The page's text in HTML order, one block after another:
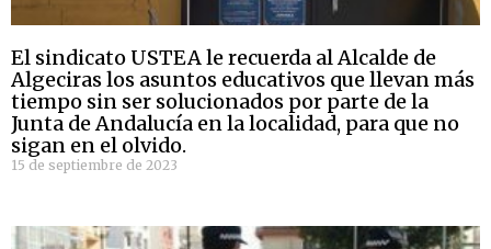
El sindicato USTEA le recuerda al Alcalde de
Algeciras los asuntos educativos que llevan más
tiempo sin ser solucionados por parte de la
Junta de Andalucía en la localidad, para que no
sigan en el olvido.
15 de septiembre de 2023